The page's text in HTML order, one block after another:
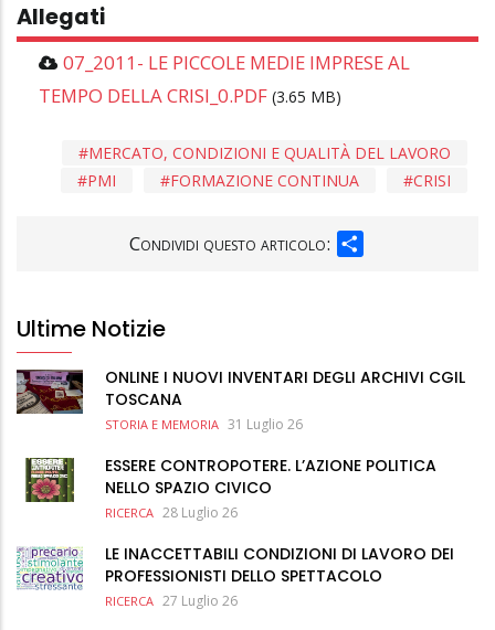
Allegati
07_2011- LE PICCOLE MEDIE IMPRESE AL
TEMPO DELLA CRISI_0.PDF (3.65 MB)
MERCATO, CONDIZIONI E QUALITÀ DEL LAVORO
CRISI
FORMAZIONE CONTINUA
PMI
Condividi questo articolo:
Ultime Notizie
ONLINE I NUOVI INVENTARI DEGLI ARCHIVI CGIL
TOSCANA
STORIA E MEMORIA 31 Luglio 26
ESSERE CONTROPOTERE. L’AZIONE POLITICA
NELLO SPAZIO CIVICO
RICERCA 28 Luglio 26
LE INACCETTABILI CONDIZIONI DI LAVORO DEI
PROFESSIONISTI DELLO SPETTACOLO
RICERCA 27 Luglio 26